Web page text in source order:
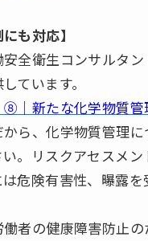
も対応】
全衛生コンサルタ
ています。
⑧｜新たな化学物質
から、化学物質管理
。リスクアセスメ
危険有害性、曝露
者の健康障害防止